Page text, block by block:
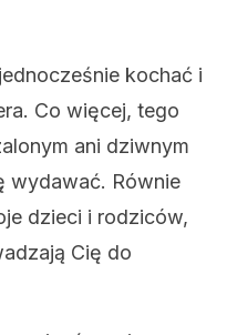
kochać i
Co więcej, tego
ani dziwnym
wydawać. Równie
dzieci i rodziców,
Cię do